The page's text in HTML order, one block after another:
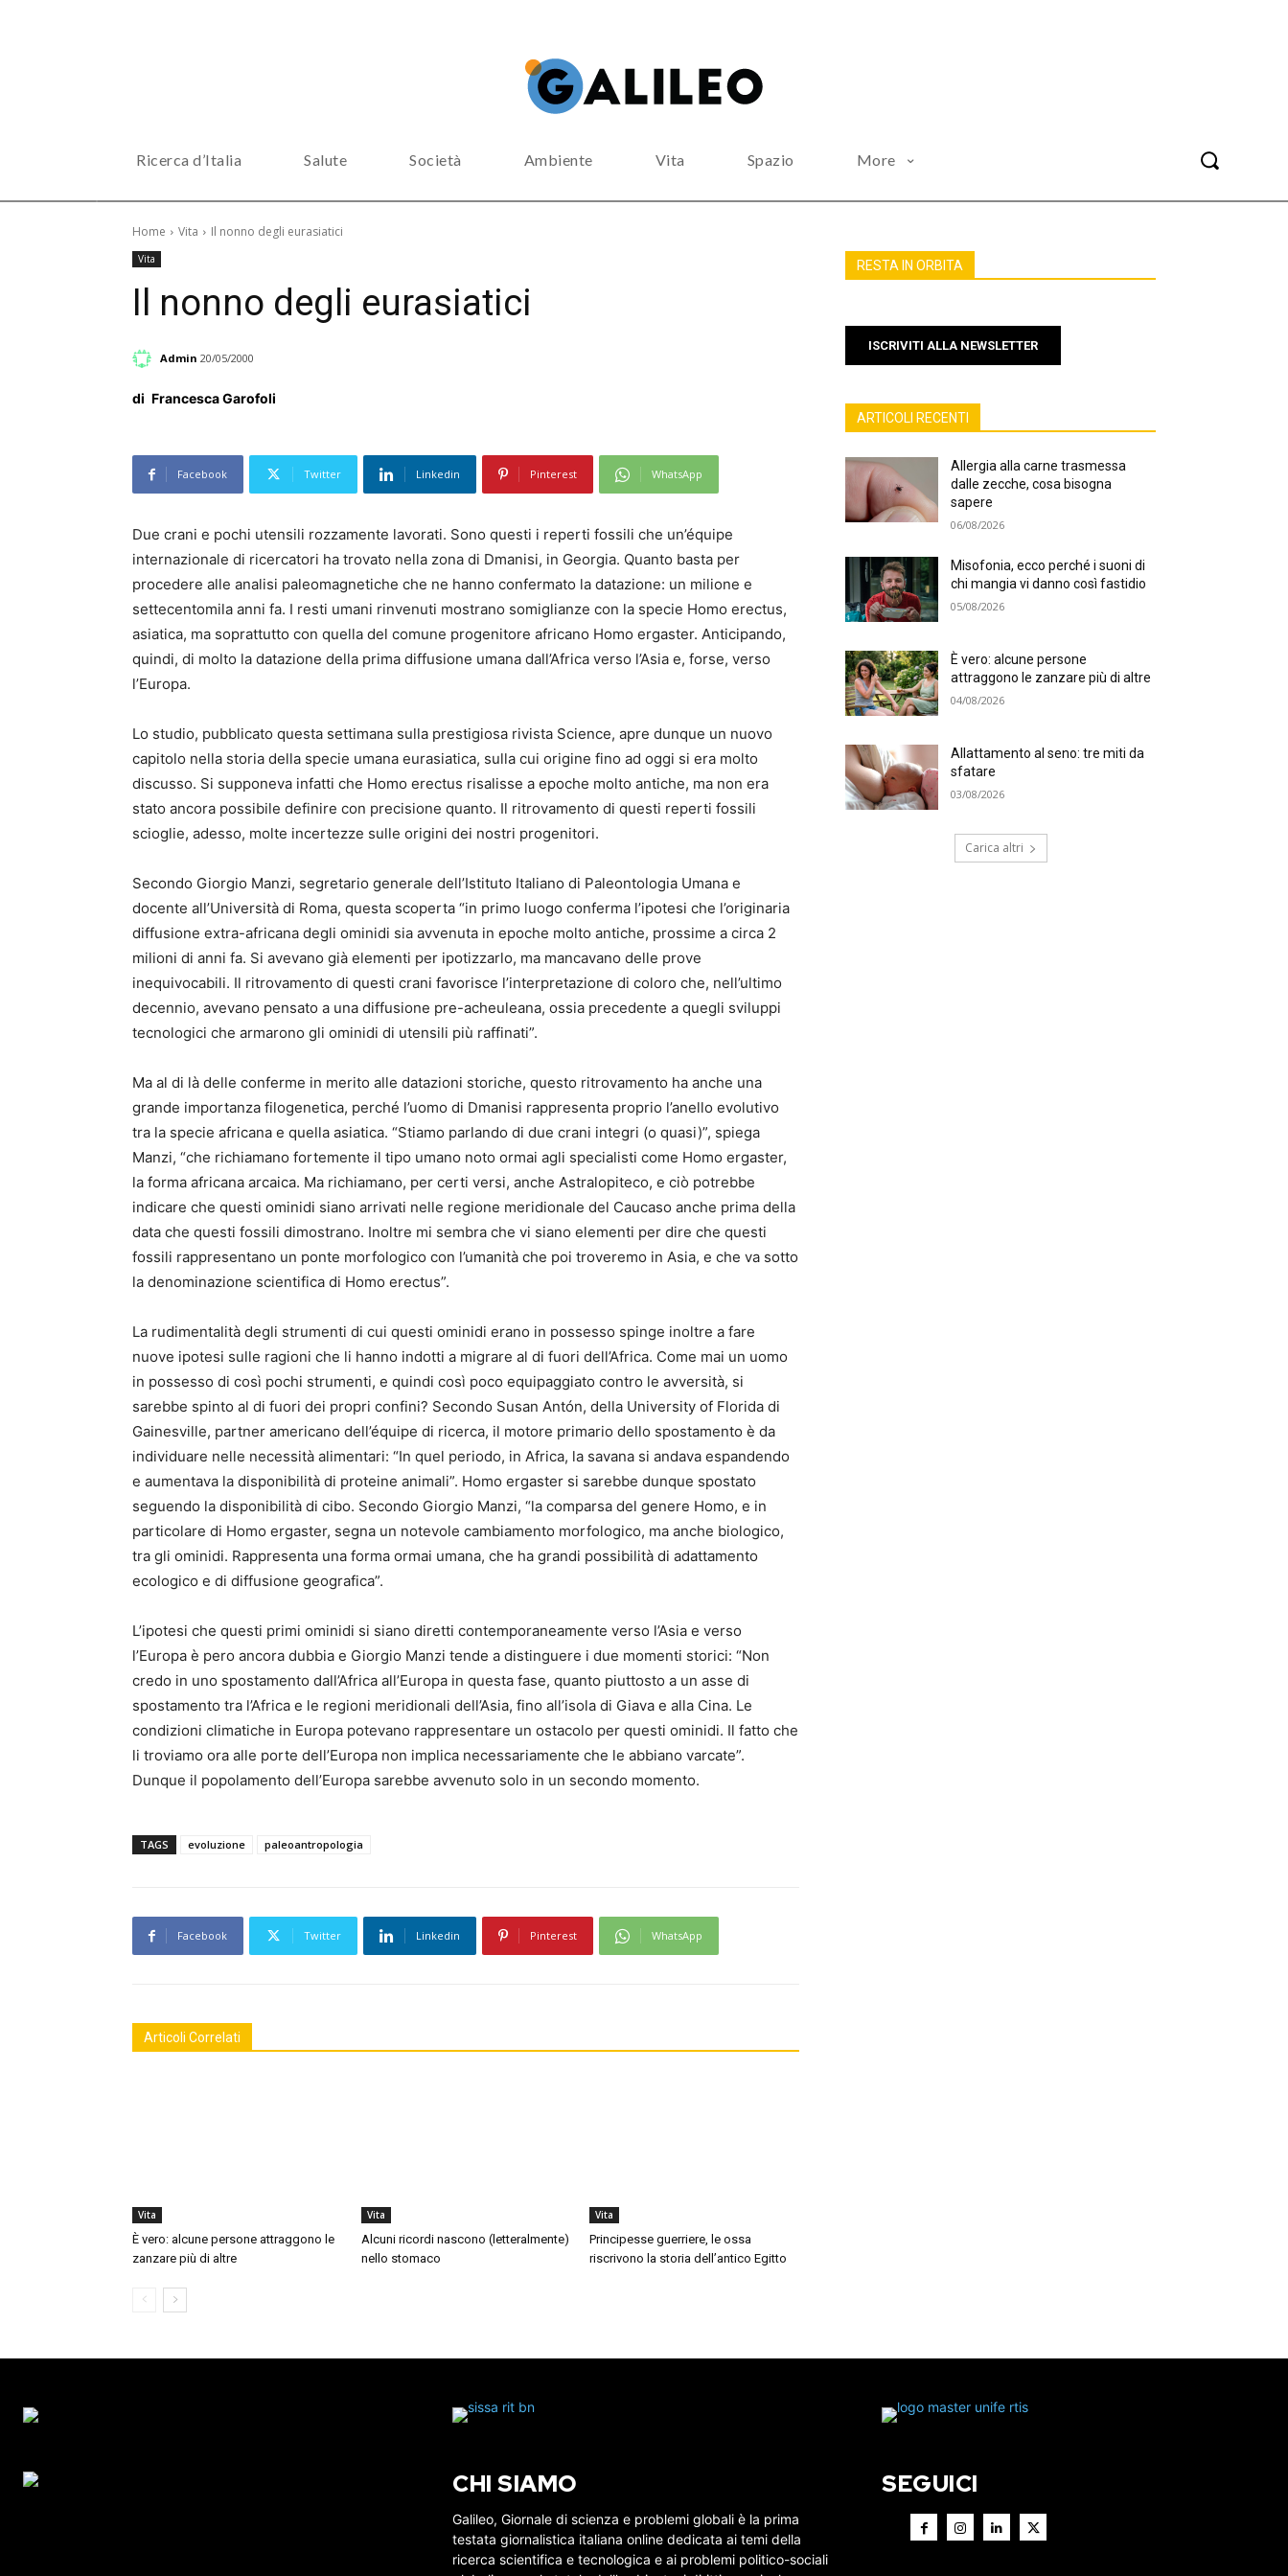
Ricerca d’Italia Salute Società Ambiente Vita Spazio More
Home Vita Il nonno degli eurasiatici
Vita
Il nonno degli eurasiatici
Admin 20/05/2000
di Francesca Garofoli
Facebook Twitter Linkedin Pinterest WhatsApp
Due crani e pochi utensili rozzamente lavorati. Sono questi i reperti fossili che un’équipe
internazionale di ricercatori ha trovato nella zona di Dmanisi, in Georgia. Quanto basta per
procedere alle analisi paleomagnetiche che ne hanno confermato la datazione: un milione e
settecentomila anni fa. I resti umani rinvenuti mostrano somiglianze con la specie Homo erectus,
asiatica, ma soprattutto con quella del comune progenitore africano Homo ergaster. Anticipando,
quindi, di molto la datazione della prima diffusione umana dall’Africa verso l’Asia e, forse, verso
l’Europa.
Lo studio, pubblicato questa settimana sulla prestigiosa rivista Science, apre dunque un nuovo
capitolo nella storia della specie umana eurasiatica, sulla cui origine fino ad oggi si era molto
discusso. Si supponeva infatti che Homo erectus risalisse a epoche molto antiche, ma non era
stato ancora possibile definire con precisione quanto. Il ritrovamento di questi reperti fossili
scioglie, adesso, molte incertezze sulle origini dei nostri progenitori.
Secondo Giorgio Manzi, segretario generale dell’Istituto Italiano di Paleontologia Umana e
docente all’Università di Roma, questa scoperta “in primo luogo conferma l’ipotesi che l’originaria
diffusione extra-africana degli ominidi sia avvenuta in epoche molto antiche, prossime a circa 2
milioni di anni fa. Si avevano già elementi per ipotizzarlo, ma mancavano delle prove
inequivocabili. Il ritrovamento di questi crani favorisce l’interpretazione di coloro che, nell’ultimo
decennio, avevano pensato a una diffusione pre-acheuleana, ossia precedente a quegli sviluppi
tecnologici che armarono gli ominidi di utensili più raffinati”.
Ma al di là delle conferme in merito alle datazioni storiche, questo ritrovamento ha anche una
grande importanza filogenetica, perché l’uomo di Dmanisi rappresenta proprio l’anello evolutivo
tra la specie africana e quella asiatica. “Stiamo parlando di due crani integri (o quasi)”, spiega
Manzi, “che richiamano fortemente il tipo umano noto ormai agli specialisti come Homo ergaster,
la forma africana arcaica. Ma richiamano, per certi versi, anche Astralopiteco, e ciò potrebbe
indicare che questi ominidi siano arrivati nelle regione meridionale del Caucaso anche prima della
data che questi fossili dimostrano. Inoltre mi sembra che vi siano elementi per dire che questi
fossili rappresentano un ponte morfologico con l’umanità che poi troveremo in Asia, e che va sotto
la denominazione scientifica di Homo erectus”.
La rudimentalità degli strumenti di cui questi ominidi erano in possesso spinge inoltre a fare
nuove ipotesi sulle ragioni che li hanno indotti a migrare al di fuori dell’Africa. Come mai un uomo
in possesso di così pochi strumenti, e quindi così poco equipaggiato contro le avversità, si
sarebbe spinto al di fuori dei propri confini? Secondo Susan Antón, della University of Florida di
Gainesville, partner americano dell’équipe di ricerca, il motore primario dello spostamento è da
individuare nelle necessità alimentari: “In quel periodo, in Africa, la savana si andava espandendo
e aumentava la disponibilità di proteine animali”. Homo ergaster si sarebbe dunque spostato
seguendo la disponibilità di cibo. Secondo Giorgio Manzi, “la comparsa del genere Homo, e in
particolare di Homo ergaster, segna un notevole cambiamento morfologico, ma anche biologico,
tra gli ominidi. Rappresenta una forma ormai umana, che ha grandi possibilità di adattamento
ecologico e di diffusione geografica”.
L’ipotesi che questi primi ominidi si siano diretti contemporaneamente verso l’Asia e verso
l’Europa è pero ancora dubbia e Giorgio Manzi tende a distinguere i due momenti storici: “Non
credo in uno spostamento dall’Africa all’Europa in questa fase, quanto piuttosto a un asse di
spostamento tra l’Africa e le regioni meridionali dell’Asia, fino all’isola di Giava e alla Cina. Le
condizioni climatiche in Europa potevano rappresentare un ostacolo per questi ominidi. Il fatto che
li troviamo ora alle porte dell’Europa non implica necessariamente che le abbiano varcate”.
Dunque il popolamento dell’Europa sarebbe avvenuto solo in un secondo momento.
TAGS evoluzione paleoantropologia
Facebook Twitter Linkedin Pinterest WhatsApp
Articoli Correlati
Vita
È vero: alcune persone attraggono le
zanzare più di altre
Vita
Alcuni ricordi nascono (letteralmente)
nello stomaco
Vita
Principesse guerriere, le ossa
riscrivono la storia dell’antico Egitto
RESTA IN ORBITA
ISCRIVITI ALLA NEWSLETTER
ARTICOLI RECENTI
Allergia alla carne trasmessa
dalle zecche, cosa bisogna
sapere
06/08/2026
Misofonia, ecco perché i suoni di
chi mangia vi danno così fastidio
05/08/2026
È vero: alcune persone
attraggono le zanzare più di altre
04/08/2026
Allattamento al seno: tre miti da
sfatare
03/08/2026
Carica altri
CHI SIAMO
Galileo, Giornale di scienza e problemi globali è la prima
testata giornalistica italiana online dedicata ai temi della
ricerca scientifica e tecnologica e ai problemi politico-sociali
SEGUICI